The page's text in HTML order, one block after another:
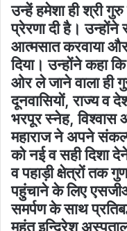
उन्हें हमेशा ही श्री
प्रेरणा दी है। उन्होंने
आत्मसात करवाया
दिया। उन्होंने कहा
ओर ले जाने वाला ही
दूनवासियों, राज्य व
भरपूर स्नेह, विश्वास
महाराज ने अपने
को नई व सही दिशा
व पहाड़ी क्षेत्रों तक
पहुंचाने के लिए
समर्पण के साथ
महंत इन्दिरेश